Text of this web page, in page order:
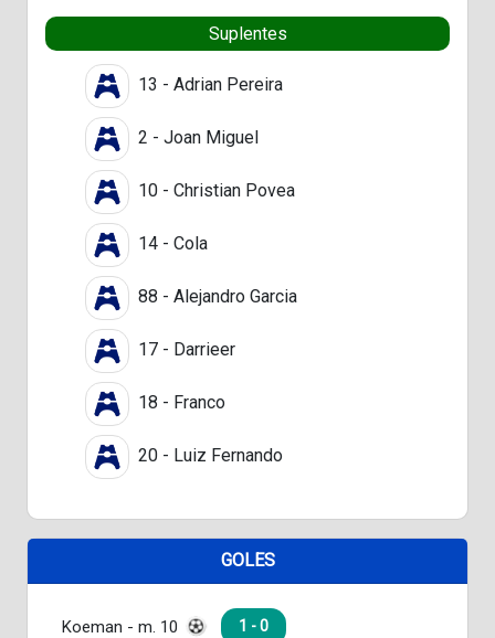
Suplentes
13 - Adrian Pereira
2 - Joan Miguel
10 - Christian Povea
14 - Cola
88 - Alejandro Garcia
17 - Darrieer
18 - Franco
20 - Luiz Fernando
GOLES
Koeman - m. 10 1 - 0